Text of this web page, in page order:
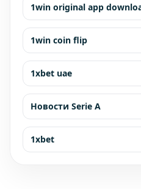
1win original app
1win coin flip
1xbet uae
Новости Serie A
1xbet